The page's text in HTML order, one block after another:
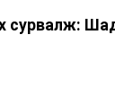
сурвалж: